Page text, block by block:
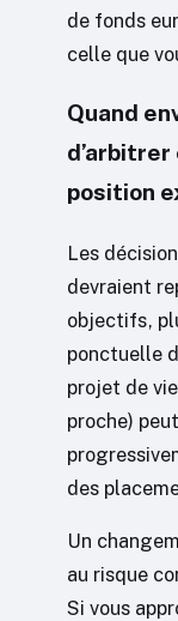
de fonds
celle que
Quand
position
Les
devraient
objectifs,
ponctuelle
projet de
proche)
des
Un
au risque
Si vous